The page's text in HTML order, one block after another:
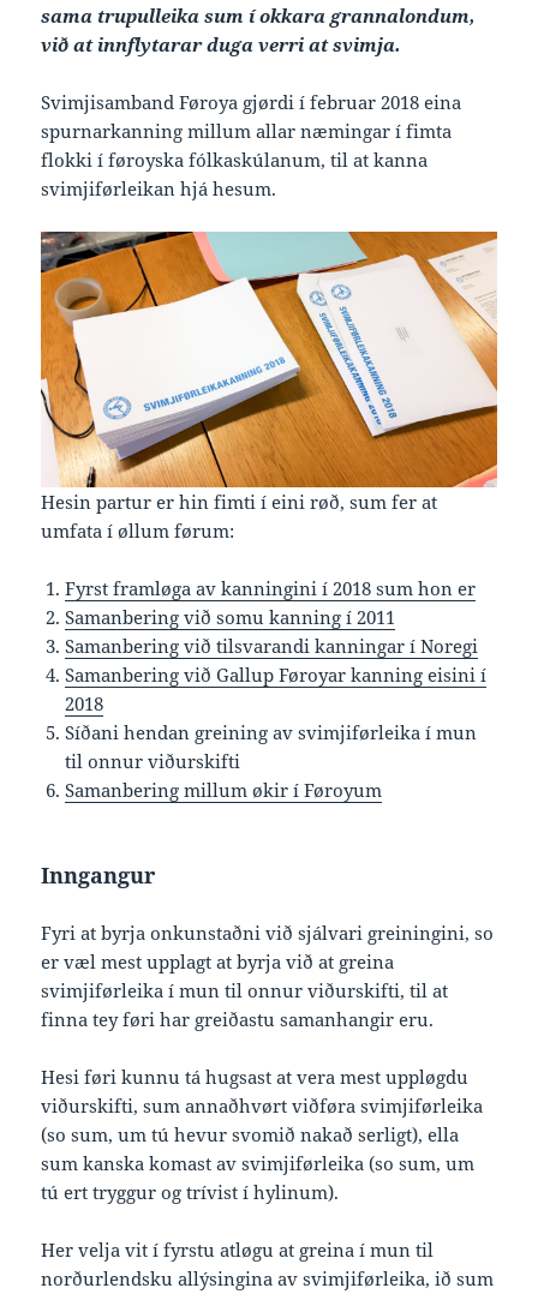
sama trupulleika sum í okkara grannalondum,
við at innflytarar duga verri at svimja.
Svimjisamband Føroya gjørdi í februar 2018 eina
spurnarkanning millum allar næmingar í fimta
flokki í føroyska fólkaskúlanum, til at kanna
svimjiførleikan hjá hesum.
Hesin partur er hin fimti í eini røð, sum fer at
umfata í øllum førum:
Fyrst framløga av kanningini í 2018 sum hon er
Samanbering við somu kanning í 2011
Samanbering við tilsvarandi kanningar í Noregi
Samanbering við Gallup Føroyar kanning eisini í
2018
Síðani hendan greining av svimjiførleika í mun
til onnur viðurskifti
Samanbering millum økir í Føroyum
Inngangur
Fyri at byrja onkunstaðni við sjálvari greiningini, so
er væl mest upplagt at byrja við at greina
svimjiførleika í mun til onnur viðurskifti, til at
finna tey føri har greiðastu samanhangir eru.
Hesi føri kunnu tá hugsast at vera mest uppløgdu
viðurskifti, sum annaðhvørt viðføra svimjiførleika
(so sum, um tú hevur svomið nakað serligt), ella
sum kanska komast av svimjiførleika (so sum, um
tú ert tryggur og trívist í hylinum).
Her velja vit í fyrstu atløgu at greina í mun til
norðurlendsku allýsingina av svimjiførleika, ið sum